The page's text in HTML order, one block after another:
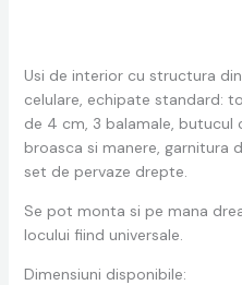
Usi de interior cu structura
celulare, echipate standard:
de 4 cm, 3 balamale, butucul
broasca si manere, garnitura
set de pervaze drepte.
Se pot monta si pe mana
locului fiind universale.
Dimensiuni disponibile: